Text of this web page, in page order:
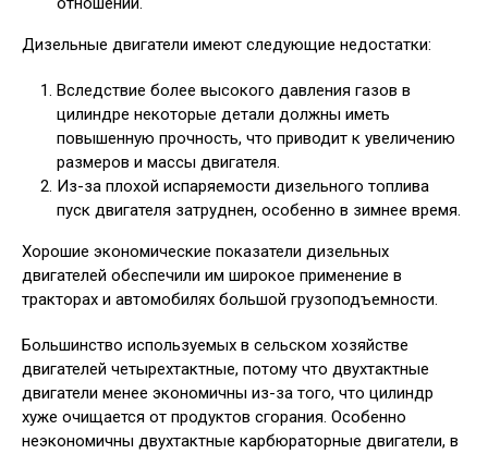
Дизельные двигатели имеют следующие недостатки:
Вследствие более высокого давления газов в
цилиндре некоторые детали должны иметь
повышенную прочность, что приводит к увеличению
размеров и массы двигателя.
Из-за плохой испаряемости дизельного топлива
пуск двигателя затруднен, особенно в зимнее время.
Хорошие экономические показатели дизельных
двигателей обеспечили им широкое применение в
тракторах и автомобилях большой грузоподъем­ности.
Большинство используемых в сельском хозяйстве
двигателей четырех­тактные, потому что двухтактные
двигатели менее экономичны из-за того, что цилиндр
хуже очищается от продуктов сгорания. Особенно
неэкономич­ны двухтактные карбюраторные двигатели, в